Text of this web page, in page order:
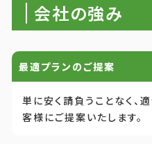
会社の強み
最適プランのご提案
単に安く請負うことなく、
客様にご提案いたします。